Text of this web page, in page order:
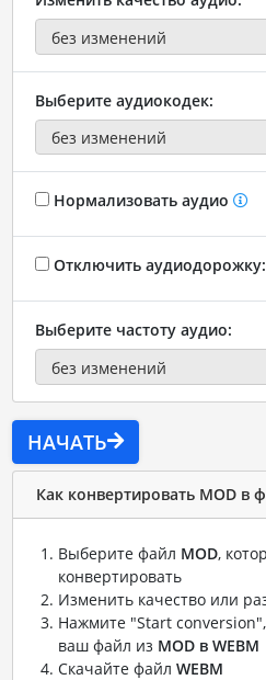
Выберите аудиокодек:
Нормализовать аудио
Отключить аудиодорожку:
Выберите частоту аудио:
НАЧАТЬ
Как конвертировать MOD в
Выберите файл MOD,
конвертировать
Изменить качество или
Нажмите "Start
ваш файл из MOD в WEBM
Скачайте файл WEBM